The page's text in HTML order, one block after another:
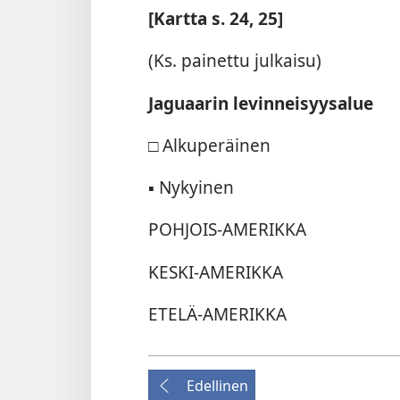
[Kartta s. 24, 25]
(Ks. painettu julkaisu)
Jaguaarin levinneisyysalue
□Alkuperäinen
▪ Nykyinen
POHJOIS-AMERIKKA
KESKI-AMERIKKA
ETELÄ-AMERIKKA
Edellinen